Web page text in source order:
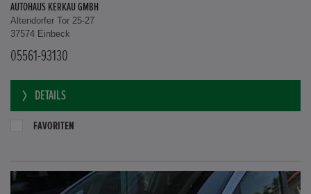
AUTOHAUS KERKAU GMBH
Altendorfer Tor 25-27
37574 Einbeck
05561-93130
DETAILS
FAVORITEN